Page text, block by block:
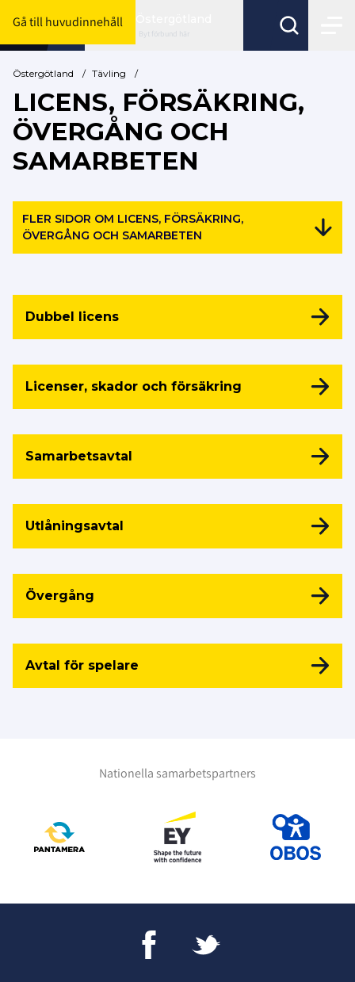
Gå till huvudinnehåll
Byt förbund här
Östergötland / Tävling /
LICENS, FÖRSÄKRING,
ÖVERGÅNG OCH
SAMARBETEN
FLER SIDOR OM LICENS, FÖRSÄKRING,
ÖVERGÅNG OCH SAMARBETEN
Dubbel licens
Licenser, skador och försäkring
Samarbetsavtal
Utlåningsavtal
Övergång
Avtal för spelare
Nationella samarbetspartners